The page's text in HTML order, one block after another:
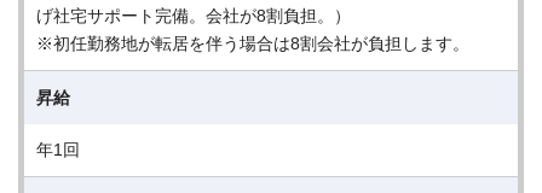
げ社宅サポート完備。会社が8割負担。）
※初任勤務地が転居を伴う場合は8割会社が負担します。
昇給
年1回